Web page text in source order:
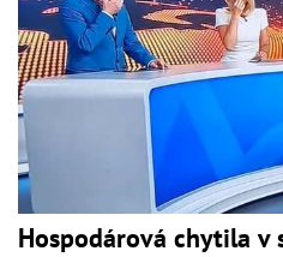
Hospodárová chytila v